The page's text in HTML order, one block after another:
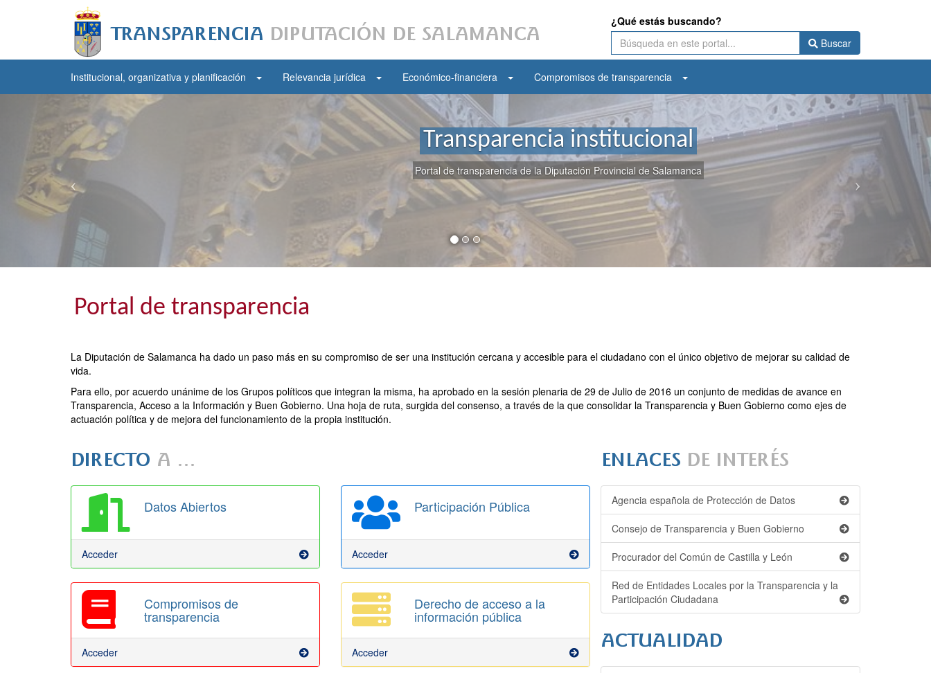
¿Qué estás buscando?
Buscar
Institucional, organizativa y planificación Relevancia jurídica Económico-financiera Compromisos de transparencia
Transparencia institucional
Portal de transparencia de la Diputación Provincial de Salamanca
Siguiente Anterior
Portal de transparencia
La Diputación de Salamanca ha dado un paso más en su compromiso de ser una institución cercana y accesible para el ciudadano con el único objetivo de mejorar su calidad de
vida.
Para ello, por acuerdo unánime de los Grupos políticos que integran la misma, ha aprobado en la sesión plenaria de 29 de Julio de 2016 un conjunto de medidas de avance en
Transparencia, Acceso a la Información y Buen Gobierno. Una hoja de ruta, surgida del consenso, a través de la que consolidar la Transparencia y Buen Gobierno como ejes de
actuación política y de mejora del funcionamiento de la propia institución.
Datos Abiertos
Acceder
Participación Pública
Acceder
Compromisos de
transparencia
Acceder
Derecho de acceso a la
información pública
Acceder
Agencia española de Protección de Datos
Consejo de Transparencia y Buen Gobierno
Procurador del Común de Castilla y León
Red de Entidades Locales por la Transparencia y la
Participación Ciudadana